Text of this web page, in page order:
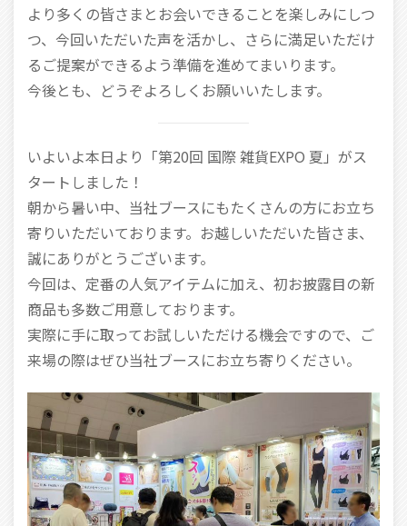
より多くの皆さまとお会いできることを楽しみにしつ
つ、今回いただいた声を活かし、さらに満足いただけ
るご提案ができるよう準備を進めてまいります。
今後とも、どうぞよろしくお願いいたします。
いよいよ本日より「第20回 国際 雑貨EXPO 夏」がス
タートしました！
朝から暑い中、当社ブースにもたくさんの方にお立ち
寄りいただいております。お越しいただいた皆さま、
誠にありがとうございます。
今回は、定番の人気アイテムに加え、初お披露目の新
商品も多数ご用意しております。
実際に手に取ってお試しいただける機会ですので、ご
来場の際はぜひ当社ブースにお立ち寄りください。